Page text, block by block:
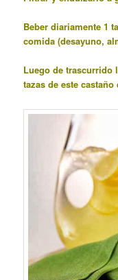
Beber diariamente 1
comida (desayuno,
Luego de trascurrido
tazas de este